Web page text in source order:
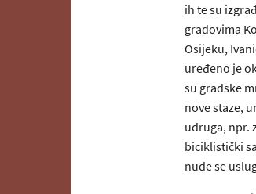
ih te su
gradovima
Osijeku,
uređeno je
su gradske
nove staze,
udruga, npr.
biciklistički
nude se